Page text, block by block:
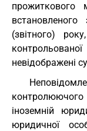
прожиткового
(звітного)
невідображені
іноземній
юридичної